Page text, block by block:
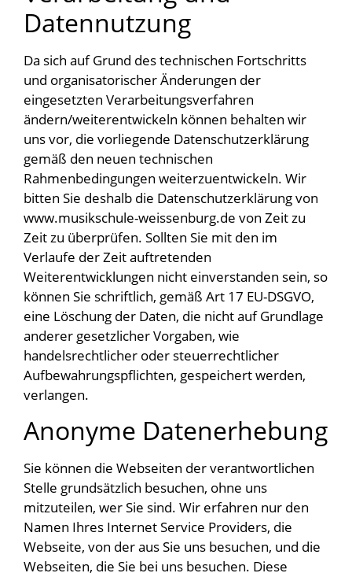
Datennutzung
Da sich auf Grund des technischen Fortschritts
und organisatorischer Änderungen der
eingesetzten Verarbeitungsverfahren
ändern/weiterentwickeln können behalten wir
uns vor, die vorliegende Datenschutzerklärung
gemäß den neuen technischen
Rahmenbedingungen weiterzuentwickeln. Wir
bitten Sie deshalb die Datenschutzerklärung von
www.musikschule-weissenburg.de von Zeit zu
Zeit zu überprüfen. Sollten Sie mit den im
Verlaufe der Zeit auftretenden
Weiterentwicklungen nicht einverstanden sein, so
können Sie schriftlich, gemäß Art 17 EU-DSGVO,
eine Löschung der Daten, die nicht auf Grundlage
anderer gesetzlicher Vorgaben, wie
handelsrechtlicher oder steuerrechtlicher
Aufbewahrungspflichten, gespeichert werden,
verlangen.
Anonyme Datenerhebung
Sie können die Webseiten der verantwortlichen
Stelle grundsätzlich besuchen, ohne uns
mitzuteilen, wer Sie sind. Wir erfahren nur den
Namen Ihres Internet Service Providers, die
Webseite, von der aus Sie uns besuchen, und die
Webseiten, die Sie bei uns besuchen. Diese